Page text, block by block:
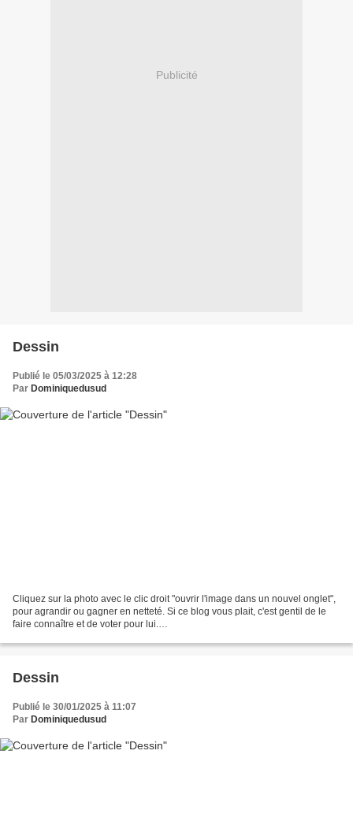
Publicité
Dessin
Publié le 05/03/2025 à 12:28
Par Dominiquedusud
Cliquez sur la photo avec le clic droit "ouvrir l'image dans un nouvel onglet",
pour agrandir ou gagner en netteté. Si ce blog vous plait, c'est gentil de le
faire connaître et de voter pour lui.
Dessin
Publié le 30/01/2025 à 11:07
Par Dominiquedusud